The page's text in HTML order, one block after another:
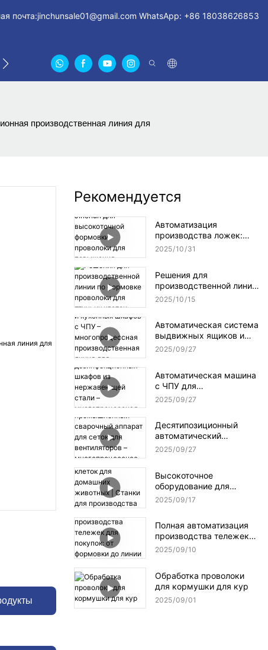
почта:jinchunsale01@gmail.com WhatsApp: +86 18038626853
СВЯЖИТЕСЬ С НАМИ О НАС СЕРТИФИКАТЫ
производственная линия для
Рекомендуется
Автоматизация
производства ложек:
решения Jinchun для
повышения
эффективности
промышленного
2025 10 31
Решения для
производственной линии
по формовке проволоки
2025 10 15
Автоматическая система
выдвижных ящиков и
кухонных шкафов с ЧПУ
для высокоточных
решений в области
хранения
2025 09 27
Автоматическая машина
с ЧПУ для
формирования и сварки
шкафов из нержавеющей
стали –
многопроцессная
для медицинской
кухонной утвари
2025 09 27
Десятипозиционный
автоматический
промышленный
многопроцессное
решение с ЧПУ для
высокоточного
2025 09 27
Высокоточное
оборудование для
производства клеток для
производства
оцинкованной сетки и
сварочные системы с
2025 09 17
Полная автоматизация
производства тележек
для покупок: от
2025 09 10
Обработка проволоки
для кормушки для кур
2025 09 01